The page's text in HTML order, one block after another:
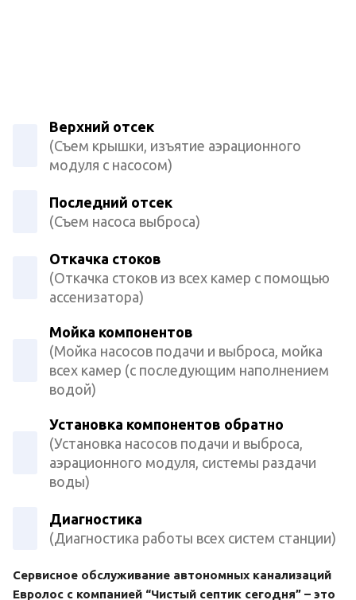
Верхний отсек
(Съем крышки, изъятие аэрационного
модуля с насосом)
Последний отсек
(Съем насоса выброса)
Откачка стоков
(Откачка стоков из всех камер с помощью
ассенизатора)
Мойка компонентов
(Мойка насосов подачи и выброса, мойка
всех камер (с последующим наполнением
водой)
Установка компонентов обратно
(Установка насосов подачи и выброса,
аэрационного модуля, системы раздачи
воды)
Диагностика
(Диагностика работы всех систем станции)
Сервисное обслуживание автономных канализаций
Евролос с компанией “Чистый септик сегодня” – это